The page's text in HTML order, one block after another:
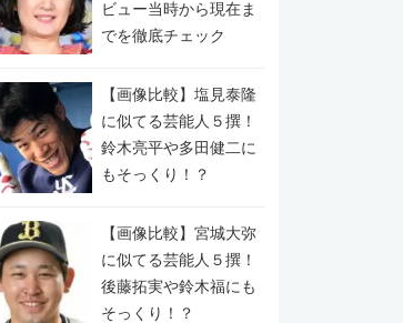
ビュー当時から現在ま
でを徹底チェック
【画像比較】塩見泰隆
に似てる芸能人５撰！
鈴木亮平や多田健二に
もそっくり！？
【画像比較】宮城大弥
に似てる芸能人５撰！
後藤拓実や鈴木福にも
そっくり！？